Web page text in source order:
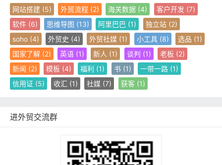
网站搭建(5) 外贸流程 (2) 海关数据 (4) 客户开发 (7)
软件(6) 思维导图 (13) 阿里巴巴 (1) 独立站(2)
soho(4) 外贸史 (4) 外贸社媒 (1) 小工具(8) 选品 (1)
国家了解(2) 英语 (1) 新人 (1) 谈判 (1) 老板 (2)
新闻 (2) 模板 (4) 福利 (1) 书(1) 一带一路(1)
信用证(5) 收汇 (1) 社媒 (7) 获客(1)
进外贸交流群